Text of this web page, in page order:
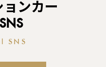
ョンカー
SNS